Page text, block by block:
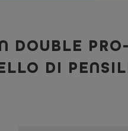
DOUBLE
DI